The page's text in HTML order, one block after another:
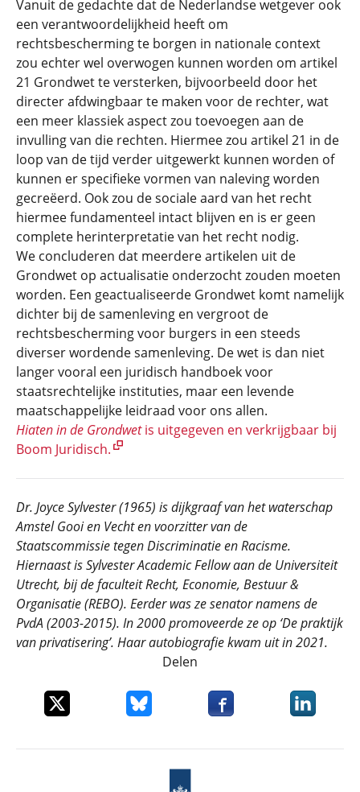
Vanuit de gedachte dat de Nederlandse wetgever ook
een verantwoordelijkheid heeft om
rechtsbescherming te borgen in nationale context
zou echter wel overwogen kunnen worden om artikel
21 Grondwet te versterken, bijvoorbeeld door het
directer afdwingbaar te maken voor de rechter, wat
een meer klassiek aspect zou toevoegen aan de
invulling van die rechten. Hiermee zou artikel 21 in de
loop van de tijd verder uitgewerkt kunnen worden of
kunnen er specifieke vormen van naleving worden
gecreëerd. Ook zou de sociale aard van het recht
hiermee fundamenteel intact blijven en is er geen
complete herinterpretatie van het recht nodig.
We concluderen dat meerdere artikelen uit de
Grondwet op actualisatie onderzocht zouden moeten
worden. Een geactualiseerde Grondwet komt namelijk
dichter bij de samenleving en vergroot de
rechtsbescherming voor burgers in een steeds
diverser wordende samenleving. De wet is dan niet
langer vooral een juridisch handboek voor
staatsrechtelijke instituties, maar een levende
maatschappelijke leidraad voor ons allen.
Hiaten in de Grondwetis uitgegeven en verkrijgbaar bij
Boom Juridisch.
Dr. Joyce Sylvester (1965) is dijkgraaf van het waterschap
Amstel Gooi en Vecht en voorzitter van de
Staatscommissie tegen Discriminatie en Racisme.
Hiernaast is Sylvester Academic Fellow aan de Universiteit
Utrecht, bij de faculteit Recht, Economie, Bestuur &
Organisatie (REBO). Eerder was ze senator namens de
PvdA (2003-2015). In2000 promoveerde ze op ‘De praktijk
van privatisering’. Haar autobiografie kwam uit in 2021.
Delen
Deel dit item op XDeel dit item op Bluesky
Deel dit item opDeel dit